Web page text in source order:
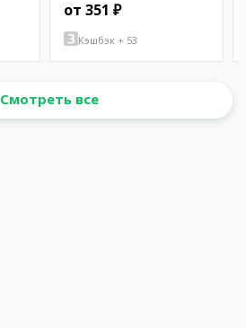
от 351 ₽
Кэшбэк + 53
Смотреть все